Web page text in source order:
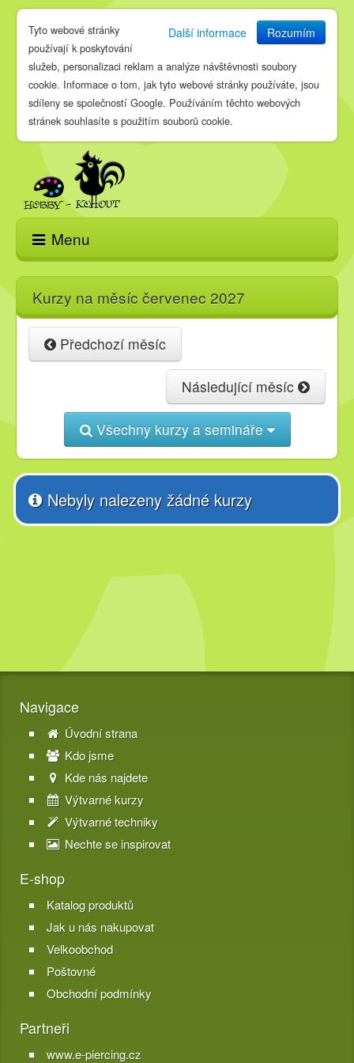
Další informace Rozumím
Tyto webové stránky
používají k poskytování
služeb, personalizaci reklam a analýze návštěvnosti soubory
cookie. Informace o tom, jak tyto webové stránky používáte, jsou
sdíleny se společností Google. Používáním těchto webových
stránek souhlasíte s použitím souborů cookie.
Menu
E-shop
Techniky
Inspirace
Facebook
Kurzy na měsíc červenec 2027
Předchozí měsíc
Následující měsíc
Všechny kurzy a semináře
Nebyly nalezeny žádné kurzy
Navigace
Úvodní strana
Kdo jsme
Kde nás najdete
Výtvarné kurzy
Výtvarné techniky
Nechte se inspirovat
E-shop
Katalog produktů
Jak u nás nakupovat
Velkoobchod
Poštovné
Obchodní podmínky
Partneři
www.e-piercing.cz